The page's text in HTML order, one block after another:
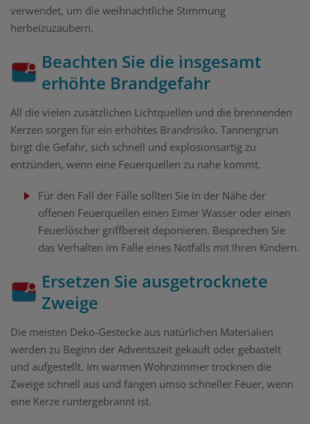
verwendet, um die weihnachtliche Stimmung
herbeizuzaubern.
Beachten Sie die insgesamt
erhöhte Brandgefahr
All die vielen zusätzlichen Lichtquellen und die brennenden
Kerzen sorgen für ein erhöhtes Brandrisiko. Tannengrün
birgt die Gefahr, sich schnell und explosionsartig zu
entzünden, wenn eine Feuerquellen zu nahe kommt.
Für den Fall der Fälle sollten Sie in der Nähe der
offenen Feuerquellen einen Eimer Wasser oder einen
Feuerlöscher griffbereit deponieren. Besprechen Sie
das Verhalten im Falle eines Notfalls mit Ihren Kindern.
Ersetzen Sie ausgetrocknete
Zweige
Die meisten Deko-Gestecke aus natürlichen Materialien
werden zu Beginn der Adventszeit gekauft oder gebastelt
und aufgestellt. Im warmen Wohnzimmer trocknen die
Zweige schnell aus und fangen umso schneller Feuer, wenn
eine Kerze runtergebrannt ist.